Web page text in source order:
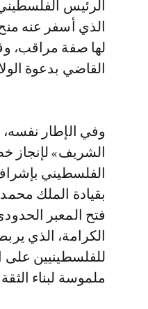
الذي أسفر عنه
القاضي بدعوة
وفي الإطار
الشريف» لإنجاز
الفلسطيني
بقيادة الملك
فتح المعبر
الكرامة، الذي
للفلسطينيين على
ملموسة لبناء